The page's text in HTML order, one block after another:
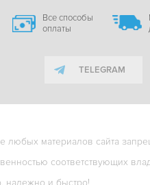
Все способы
оплаты
TELEGRAM
материалов сайта
соответствующих
надежно и быстро!